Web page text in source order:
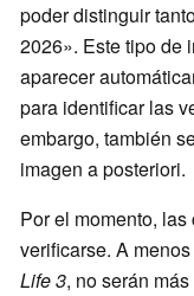
poder distinguir
2026». Este tipo de
aparecer
para identificar las
embargo, también
imagen a posteriori.
Por el momento,
verificarse. A
Life 3, no serán